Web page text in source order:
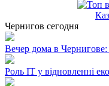
Чернигов сегодня
Вечер дома в
Роль ІТ у відновленні